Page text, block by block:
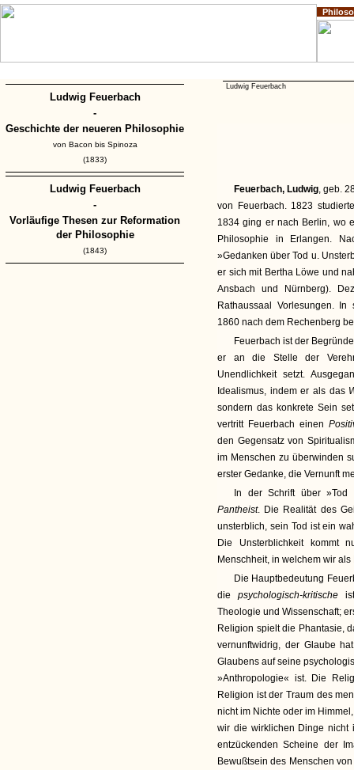
Ludwig Feuerbach
-
Geschichte der neueren Philosophie
von Bacon bis Spinoza
(1833)
Ludwig Feuerbach
-
Vorläufige Thesen zur Reformation
der Philosophie
(1843)
Ludwig Feuerbach
Feuerbach, Ludwig, geb.
von Feuerbach. 1823
1834 ging er nach Berlin, wo
Philosophie in Erlangen.
»Gedanken über Tod u.
er sich mit Bertha Löwe und
Ansbach und Nürnberg).
Rathaussaal Vorlesungen.
1860 nach dem Rechenberg
Feuerbach ist der
er an die Stelle der
Unendlichkeit setzt.
Idealismus, indem er als das
sondern das konkrete Sein
vertritt Feuerbach einen
den Gegensatz von
im Menschen zu überwinden
erster Gedanke, die Vernunft
In der Schrift über
Pantheist. Die Realität des
unsterblich, sein Tod ist ein
Die Unsterblichkeit kommt
Menschheit, in welchem wir
Die Hauptbedeutung
die psychologisch-kritische
Theologie und Wissenschaft;
Religion spielt die Phantasie,
vernunftwidrig, der Glaube
Glaubens auf seine
»Anthropologie« ist. Die
Religion ist der Traum des
nicht im Nichte oder im
wir die wirklichen Dinge nicht
entzückenden Scheine der
Bewußtsein des Menschen